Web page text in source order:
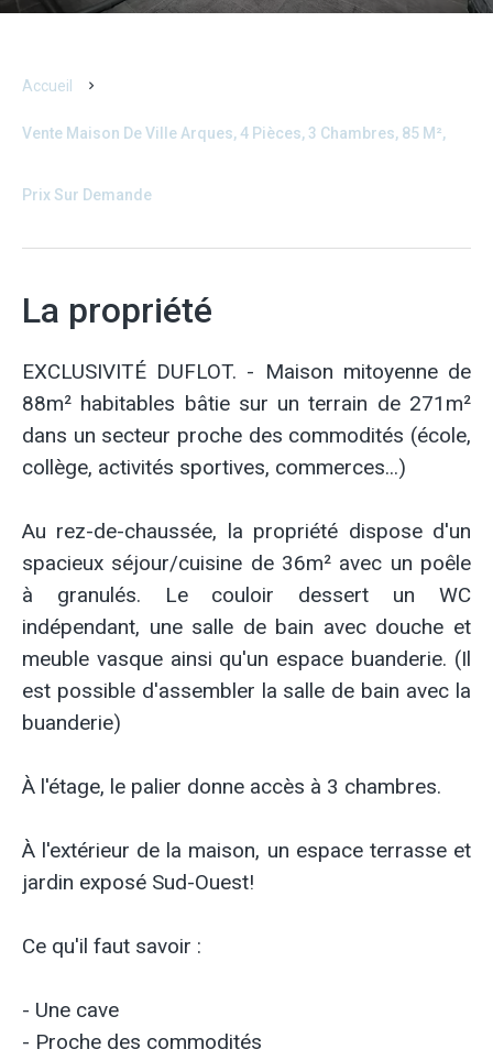
Accueil
Vente Maison De Ville Arques, 4 Pièces, 3 Chambres, 85 M²,
Prix Sur Demande
La propriété
EXCLUSIVITÉ DUFLOT. - Maison mitoyenne de
88m² habitables bâtie sur un terrain de 271m²
dans un secteur proche des commodités (école,
collège, activités sportives, commerces...)
Au rez-de-chaussée, la propriété dispose d'un
spacieux séjour/cuisine de 36m² avec un poêle
à granulés. Le couloir dessert un WC
indépendant, une salle de bain avec douche et
meuble vasque ainsi qu'un espace buanderie. (Il
est possible d'assembler la salle de bain avec la
buanderie)
À l'étage, le palier donne accès à 3 chambres.
À l'extérieur de la maison, un espace terrasse et
jardin exposé Sud-Ouest!
Ce qu'il faut savoir :
- Une cave
- Proche des commodités